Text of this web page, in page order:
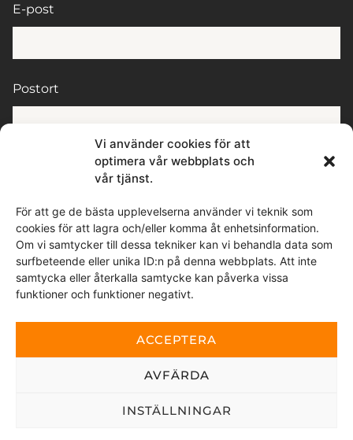
Vi använder cookies för att
optimera vår webbplats och
vår tjänst.
För att ge de bästa upplevelserna använder vi teknik som
cookies för att lagra och/eller komma åt enhetsinformation.
Om vi samtycker till dessa tekniker kan vi behandla data som
surfbeteende eller unika ID:n på denna webbplats. Att inte
samtycka eller återkalla samtycke kan påverka vissa
funktioner och funktioner negativt.
ACCEPTERA
AVFÄRDA
INSTÄLLNINGAR
E-post
Postort
Genom att skicka detta meddelande samtycker du till
att vi tar del av de personuppgifter du valt att delge.